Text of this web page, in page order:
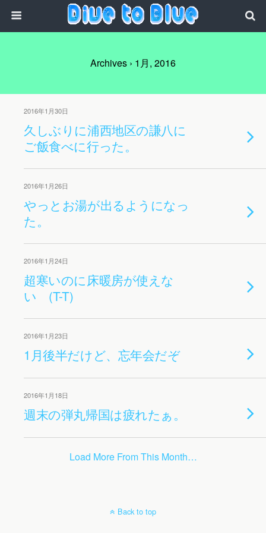
Archives › 1月, 2016
2016年1月30日
久しぶりに浦西地区の謙八に
ご飯食べに行った。
2016年1月26日
やっとお湯が出るようになっ
た。
2016年1月24日
超寒いのに床暖房が使えな
い (T-T)
2016年1月23日
1月後半だけど、忘年会だぞ
2016年1月18日
週末の弾丸帰国は疲れたぁ。
Load More From This Month…
Back to top